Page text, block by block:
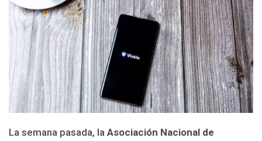
La semana pasada, la Asociación Nacional de